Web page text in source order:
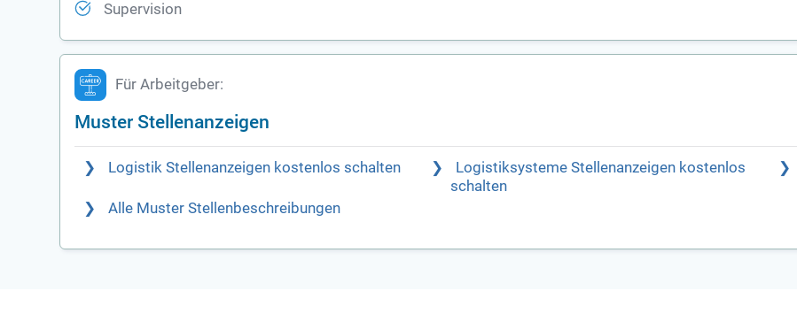
Supervision
Für Arbeitgeber:
Muster Stellenanzeigen
Logistik Stellenanzeigen kostenlos schalten
Logistiksysteme Stellenanzeigen kostenlos
schalten
Alle Muster Stellenbeschreibungen